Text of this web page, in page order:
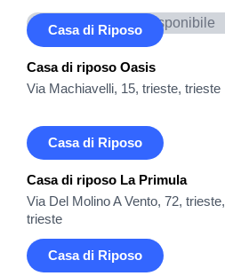
Immagine non disponibile
Casa di Riposo
Casa di riposo Oasis
Via Machiavelli, 15, trieste, trieste
Casa di Riposo
Casa di riposo La Primula
Via Del Molino A Vento, 72, trieste,
trieste
Casa di Riposo